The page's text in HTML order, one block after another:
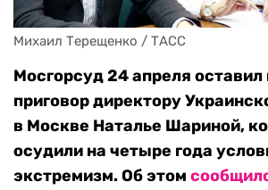
Михаил Терещенко / ТАСС
Мосгорсуд 24 апреля оставил
приговор директору
в Москве Наталье Шариной,
осудили на четыре года
экстремизм. Об этом